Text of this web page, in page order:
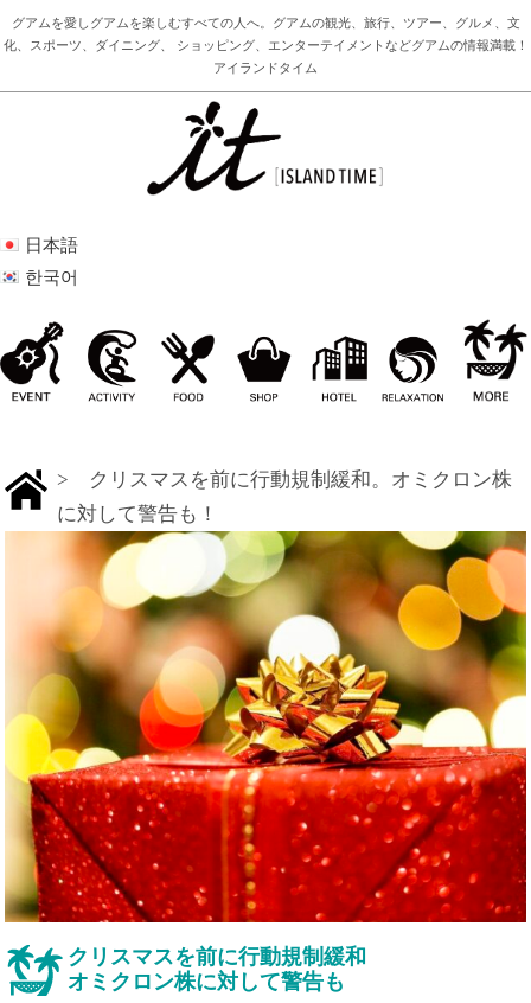
グアムを愛しグアムを楽しむすべての人へ。グアムの観光、旅行、ツアー、グルメ、文
化、スポーツ、ダイニング、 ショッピング、エンターテイメントなどグアムの情報満載！
アイランドタイム
日本語
한국어
> クリスマスを前に行動規制緩和。オミクロン株
に対して警告も！
クリスマスを前に行動規制緩和
オミクロン株に対して警告も